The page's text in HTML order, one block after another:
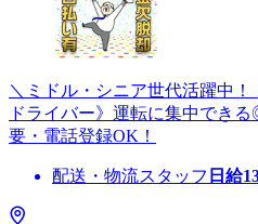
＼ミドル・シニア世代活躍中
ドライバー》運転に集中でき
要・電話登録OK！
配送・物流スタッフ 日給